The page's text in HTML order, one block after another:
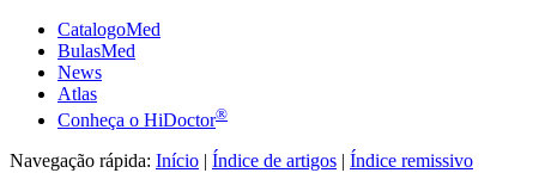
CatalogoMed
BulasMed
News
Atlas
Conheça o HiDoctor®
Navegação rápida: Início | Índice de artigos | Índice remissivo